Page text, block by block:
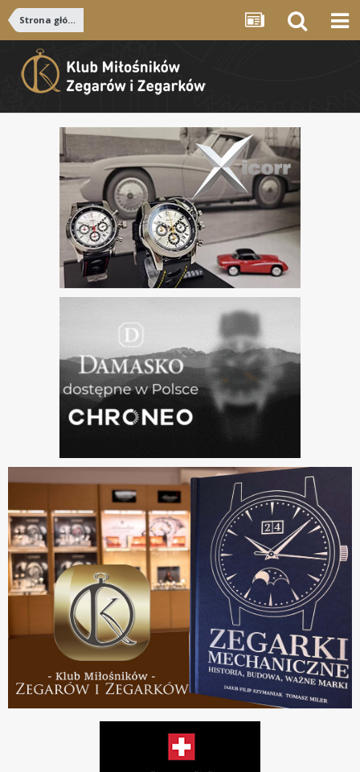
Strona główna